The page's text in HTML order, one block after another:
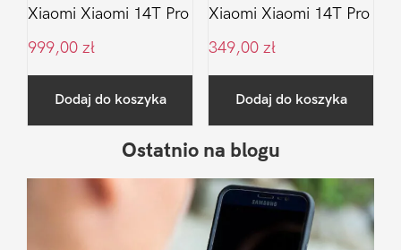
Xiaomi Xiaomi 14T Pro
999,00 zł
Dodaj do koszyka
Xiaomi Xiaomi 14T Pro
349,00 zł
Dodaj do koszyka
Sidebar
Ostatnio na blogu